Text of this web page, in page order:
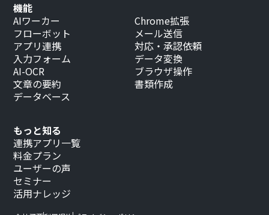
もっと知る
連携アプリ一覧
料金プラン
ユーザーの声
セミナー
活用ナレッジ
機能
AIワーカー
フローボット
アプリ連携
入力フォーム
AI-OCR
文章の要約
データベース
Chrome拡張
メール送信
対応・承認依頼
データ変換
ブラウザ操作
書類作成